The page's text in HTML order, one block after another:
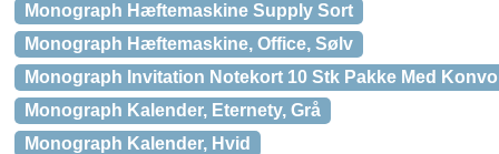
Monograph Hæftemaskine Supply Sort
Monograph Hæftemaskine, Office, Sølv
Monograph Invitation Notekort 10 Stk Pakke Med
Monograph Kalender, Eternety, Grå
Monograph Kalender, Hvid